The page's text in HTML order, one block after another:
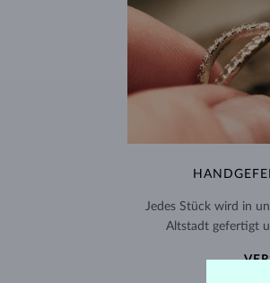
Jedes Stück wird in
Altstadt gefertigt